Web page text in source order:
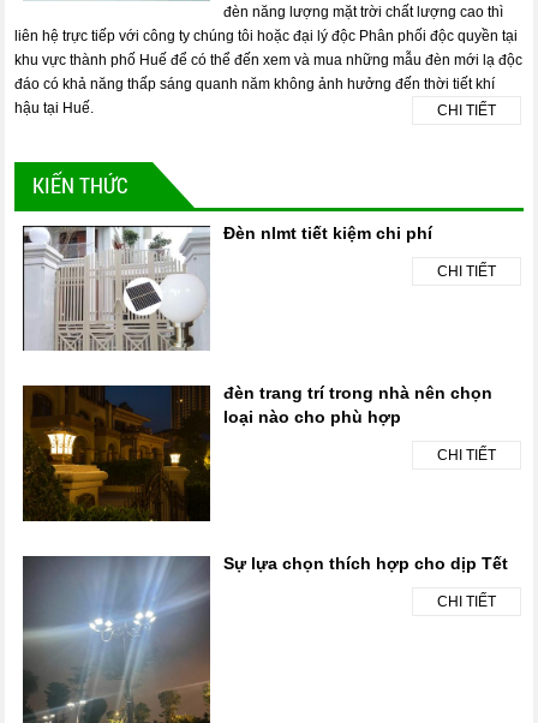
đèn năng lượng mặt trời chất lượng cao thì
liên hệ trực tiếp với công ty chúng tôi hoặc đại lý độc Phân phối độc quyền tại
khu vực thành phố Huế để có thể đến xem và mua những mẫu đèn mới lạ độc
đáo có khả năng thấp sáng quanh năm không ảnh hưởng đến thời tiết khí
hậu tại Huế.
CHI TIẾT
KIẾN THỨC
Đèn nlmt tiết kiệm chi phí
CHI TIẾT
đèn trang trí trong nhà nên chọn
loại nào cho phù hợp
CHI TIẾT
Sự lựa chọn thích hợp cho dịp Tết
CHI TIẾT